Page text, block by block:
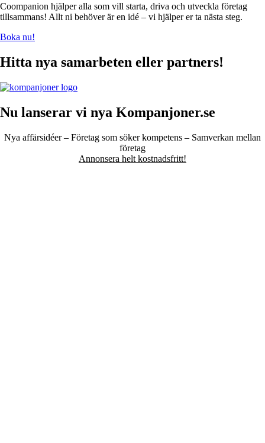
Coompanion hjälper alla som vill starta, driva och utveckla företag
tillsammans! Allt ni behöver är en idé – vi hjälper er ta nästa steg.
Boka nu!
Hitta nya samarbeten eller partners!
Nu lanserar vi nya Kompanjoner.se
Nya affärsidéer – Företag som söker kompetens – Samverkan mellan
företag
Annonsera helt kostnadsfritt!